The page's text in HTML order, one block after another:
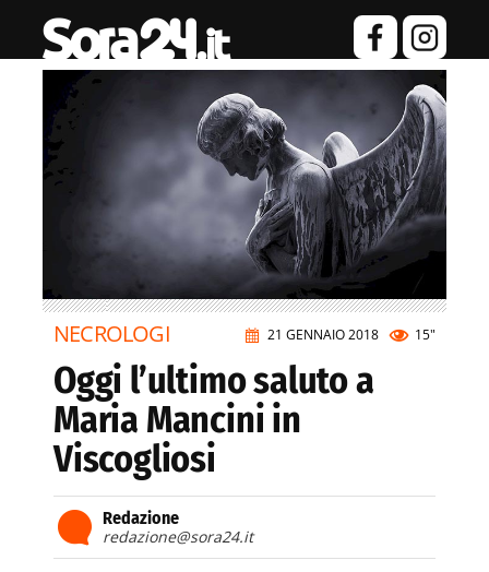
21 GENNAIO 2018 15"
NECROLOGI
Oggi l’ultimo saluto a
Maria Mancini in
Viscogliosi
Redazione
redazione@sora24.it